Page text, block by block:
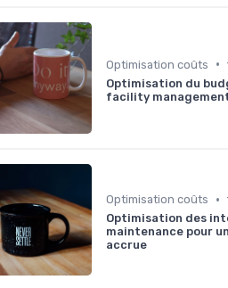
Optimisation coûts •
Optimisation du
facility
Optimisation coûts •
Optimisation des
maintenance pour
accrue